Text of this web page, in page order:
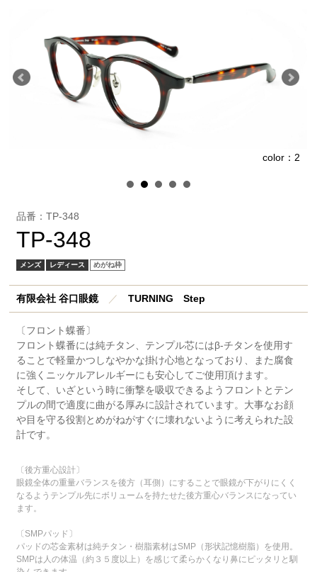
color：2
品番：TP-348
TP-348
メンズ レディース めがね枠
有限会社 谷口眼鏡／TURNING Step
〔フロント蝶番〕
フロント蝶番には純チタン、テンプル芯にはβ-チタンを使用す
ることで軽量かつしなやかな掛け心地となっており、また腐食
に強くニッケルアレルギーにも安心してご使用頂けます。
そして、いざという時に衝撃を吸収できるようフロントとテン
プルの間で適度に曲がる厚みに設計されています。大事なお顔
や目を守る役割とめがねがすぐに壊れないように考えられた設
計です。
〔後方重心設計〕
眼鏡全体の重量バランスを後方（耳側）にすることで眼鏡が下がりにくく
なるようテンプル先にボリュームを持たせた後方重心バランスになってい
ます。
〔SMPパッド〕
パッドの芯金素材は純チタン・樹脂素材はSMP（形状記憶樹脂）を使用。
SMPは人の体温（約３５度以上）を感じて柔らかくなり鼻にピッタリと馴